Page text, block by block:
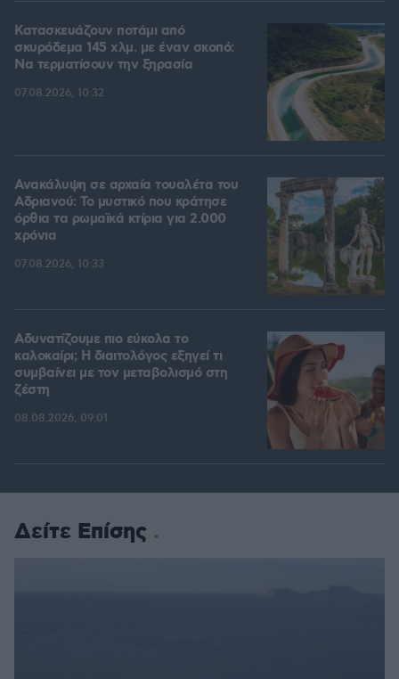
Κατασκευάζουν ποτάμι από
σκυρόδεμα 145 χλμ. με έναν σκοπό:
Να τερματίσουν την ξηρασία
07.08.2026, 10:32
Ανακάλυψη σε αρχαία τουαλέτα του
Αδριανού: Το μυστικό που κράτησε
όρθια τα ρωμαϊκά κτίρια για 2.000
χρόνια
07.08.2026, 10:33
Αδυνατίζουμε πιο εύκολα το
καλοκαίρι; Η διαιτολόγος εξηγεί τι
συμβαίνει με τον μεταβολισμό στη
ζέστη
08.08.2026, 09:01
Δείτε Επίσης